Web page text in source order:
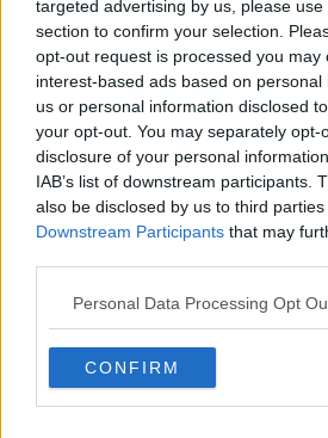
targeted advertising by us, please
section to confirm your selection.
opt-out request is processed you may
interest-based ads based on
us or personal information disclosed
your opt-out. You may separately opt-
disclosure of your personal
IAB’s list of downstream participants.
also be disclosed by us to third
Downstream Participants that may
Personal Data Processing Opt
CONFIRM
Prefettura, il parroco e i cittadini, in
inciviltà rispetto a continui appelli da
purtroppo sistematicamente inascoltati.
provvedimento sperimentale,
"A chi in questi giorni ha espresso
vogliamo chiedere di avanzare anche
rilanceremo il concorso di idee per una
civile, aperto e nel rispetto di un sagrato
Alla condanna dell’accaduto si è unita
Benedetta Albanese che ha posto anche
prese per la vivibilità della piazza: “Questi
vandalismo vanno isolati e condannati -